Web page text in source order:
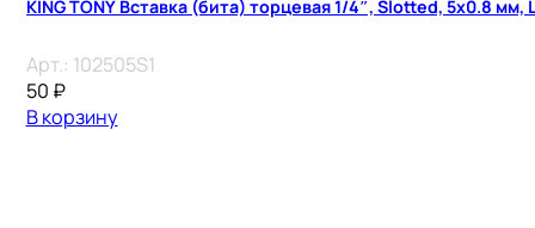
KING TONY Вставка (бита) торцевая 1/4″, Slotted, 5х0.8 мм,
Арт.: 102505S1
50 ₽
В корзину